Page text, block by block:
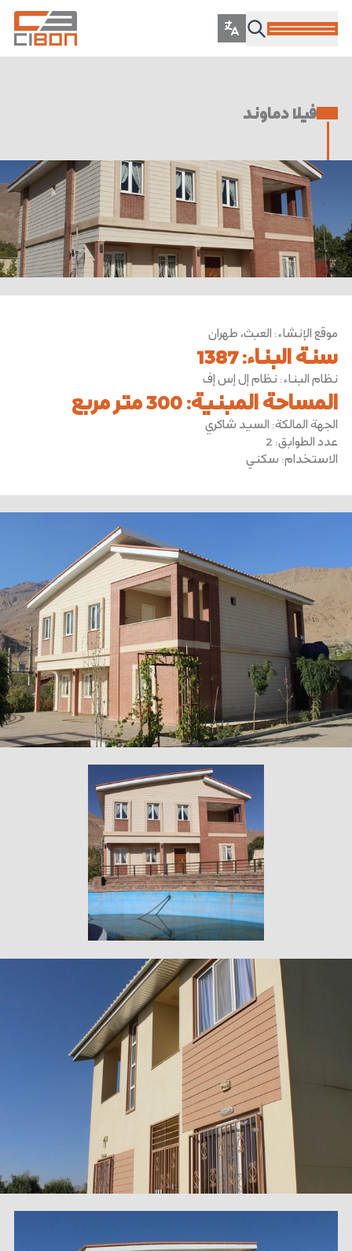
فيلا دماوند
موقع الإنشاء: العبث، طهران
سنة البناء:
1387
نظام البناء: نظام إل إس إف
المساحة المبنية:300 متر مربع
الجهة المالكة: السيد شاكري
عدد الطوابق:
2
الاستخدام: سكني